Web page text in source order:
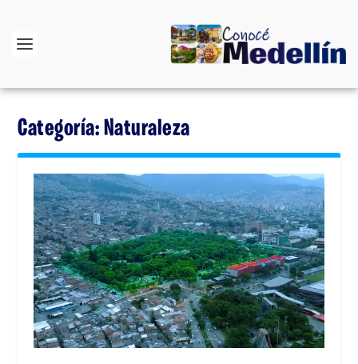
Categoría:Naturaleza